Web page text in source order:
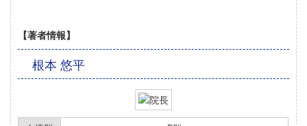
【著者情報】
根本 悠平